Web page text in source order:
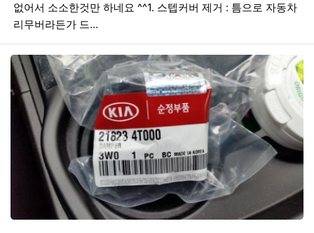
없어서 소소한것만 하네요 ^^1. 스텝커버 제거 : 틈으로 자동차
리무버라든가 드…